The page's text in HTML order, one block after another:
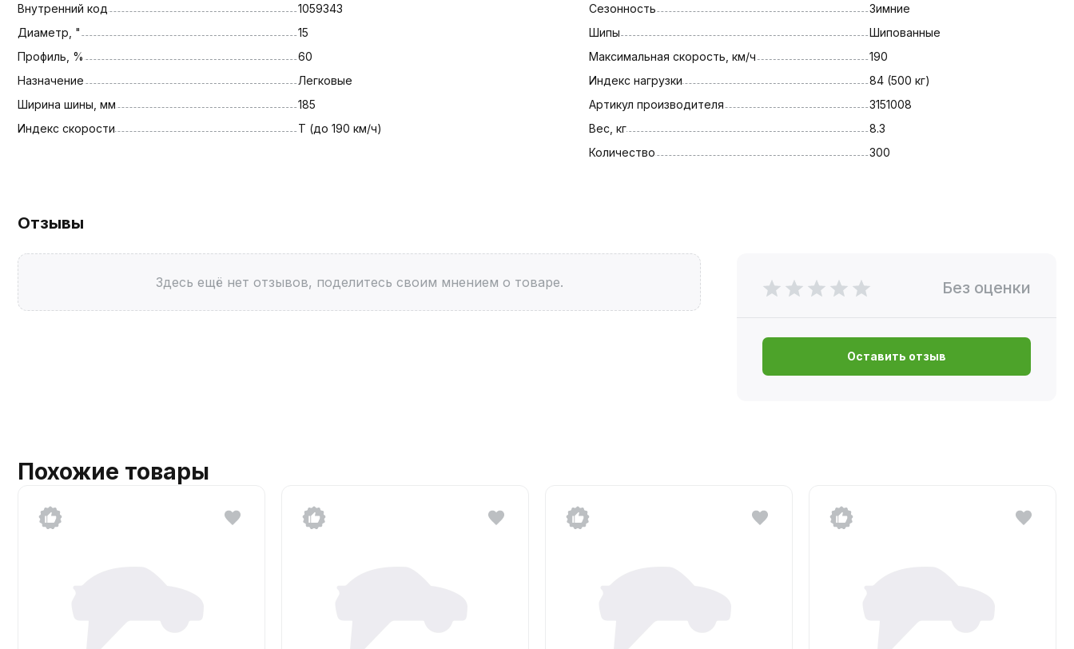
Внутренний код
1059343
Диаметр, "
15
Профиль, %
60
Назначение
Легковые
Ширина шины, мм
185
Индекс скорости
T (до 190 км/ч)
Сезонность
Зимние
Шипы
Шипованные
Максимальная скорость, км/ч
190
Индекс нагрузки
84 (500 кг)
Артикул производителя
3151008
Вес, кг
8.3
Количество
300
Отзывы
Здесь ещё нет отзывов, поделитесь своим мнением о товаре. Без оценки
Оставить отзыв
Похожие товары